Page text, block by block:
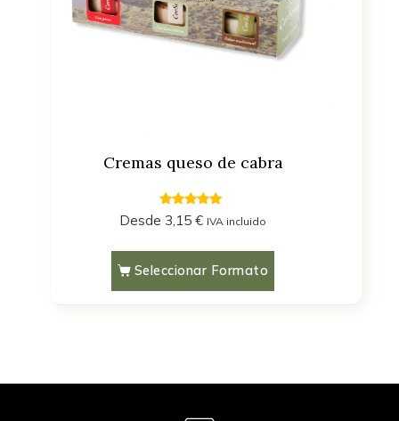
Elaborados con leche
FiltrarCremas queso de cabra
4.71
out of 5
Desde 3,15 € IVA incluido
Seleccionar Formato